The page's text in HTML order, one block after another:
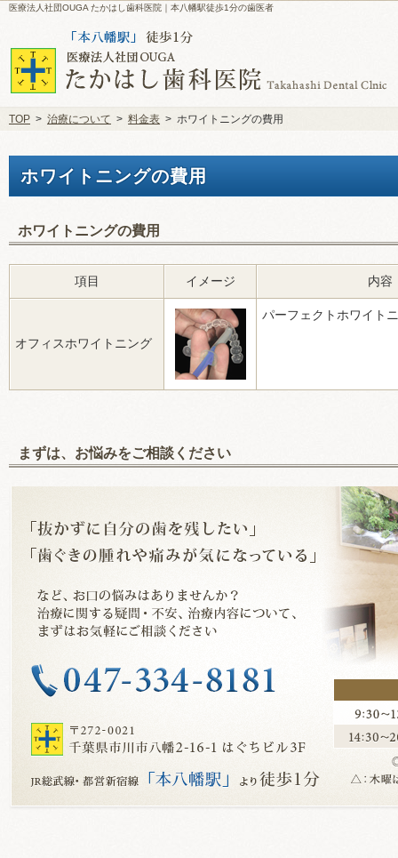
ホワイトニングの費用
医療法人社団OUGA たかはし歯科医院｜本八幡駅徒歩1分の歯医者
ホワイトニングの費用
項目 イメージ 内容
オフィスホワイトニング
パーフェクトホワイト
まずは、お悩みをご相談ください
TOP > 治療について > 料金表 > ホワイトニングの費用